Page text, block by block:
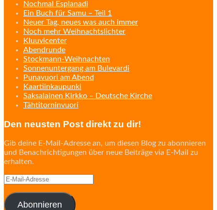
Nochmal Esplanadi
Ein Buch für Samu – Teil 1
Neuer Tag, neues was auch immer
Noch mehr Weihnachtslichter
Kluuvicenter
Abendrunde
Stockmann-Weihnachten
Sonnenuntergang am Bulevardi
Punavuori am Abend
Kaartiinkaupunki
Saksalainen Kirkko – Deutsche Kirche
Tähtitorninvuori
Den neusten Post direkt zu dir!
Gib deine E-Mail-Adresse an, um diesen Blog zu abonnieren
und Benachrichtigungen über neue Beiträge via E-Mail zu
erhalten.
E-
Adresse
Abonnieren